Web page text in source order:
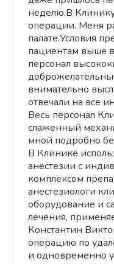
неделю.В
операции. Меня
палате.Условия
пациентам выше
персонал
внимательно
отвечали на все
Весь персонал
слаженный
мной подробно
В Клинике
анестезии с
комплексом
анестезиологи
оборудование и
лечения,
Константин
операцию по
и одновременно